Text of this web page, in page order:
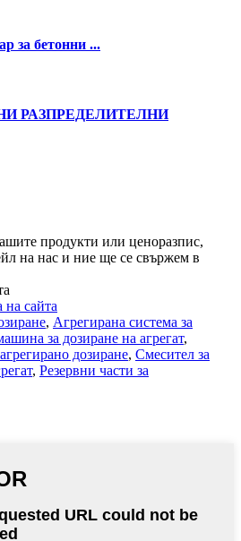
за бетонни ...
РАЗПРЕДЕЛИТЕЛНИ
продукти или ценоразпис,
на нас и ние ще се свържем в
на сайта
, Агрегирана система за
за дозиране на агрегат,
дозиране, Смесител за
, Резервни части за